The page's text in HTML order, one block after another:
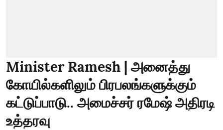
Minister Ramesh | அனைத்து
கோயில்களிலும் பிரபலங்களுக்கும்
கட்டுப்பாடு.. அமைச்சர் ரமேஷ் அதிரடி
உத்தரவு